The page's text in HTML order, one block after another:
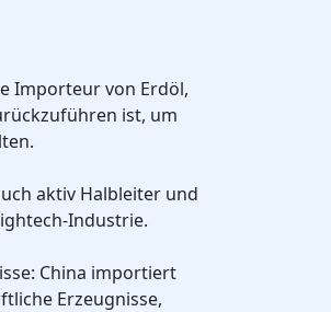
Importeur von Erdöl,
ist, um
aktiv Halbleiter und
Industrie.
China importiert
Erzeugnisse,